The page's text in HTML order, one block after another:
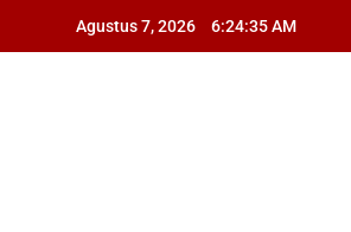
Agustus 7, 2026 6:24:36 AM